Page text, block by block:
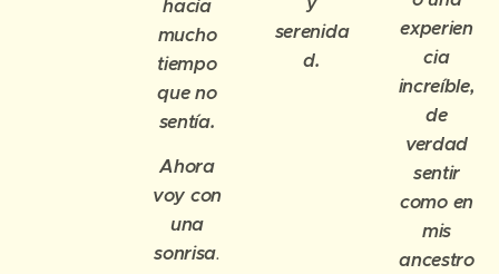
hacía
mucho
tiempo
que no
sentía.
Ahora
voy con
una
sonrisa.
serenida
d.
experien
cia
increíble,
de
verdad
sentir
como en
mis
ancestro